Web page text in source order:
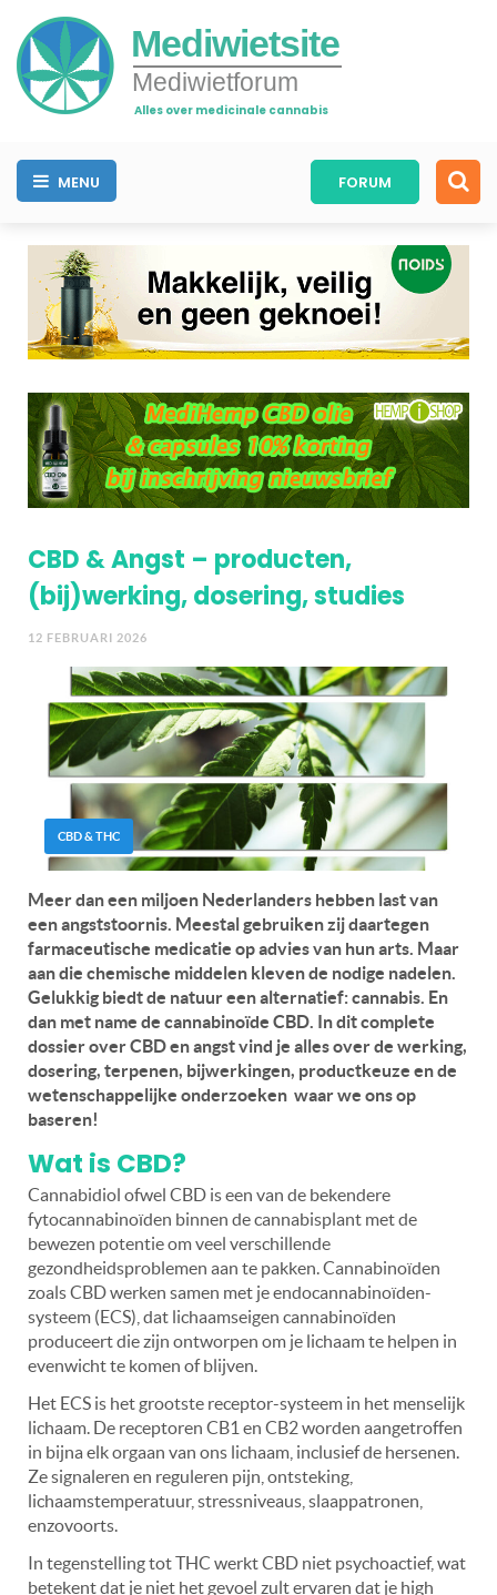
Mediwietsite
Mediwietforum
Alles over medicinale cannabis
MENU FORUM
CBD & Angst – producten,
(bij)werking, dosering, studies
12 FEBRUARI 2026
CBD & THC
Meer dan een miljoen Nederlanders hebben last van
een angststoornis. Meestal gebruiken zij daartegen
farmaceutische medicatie op advies van hun arts. Maar
aan die chemische middelen kleven de nodige nadelen.
Gelukkig biedt de natuur een alternatief: cannabis. En
dan met name de cannabinoïde CBD. In dit complete
dossier over CBD en angst vind je alles over de werking,
dosering, terpenen, bijwerkingen, productkeuze en de
wetenschappelijke onderzoeken waar we ons op
baseren!
Wat is CBD?
Cannabidiol ofwel CBD is een van de bekendere
fytocannabinoïden binnen de cannabisplant met de
bewezen potentie om veel verschillende
gezondheidsproblemen aan te pakken. Cannabinoïden
zoals CBD werken samen met je endocannabinoïden-
systeem (ECS), dat lichaamseigen cannabinoïden
produceert die zijn ontworpen om je lichaam te helpen in
evenwicht te komen of blijven.
Het ECS is het grootste receptor-systeem in het menselijk
lichaam. De receptoren CB1 en CB2 worden aangetroffen
in bijna elk orgaan van ons lichaam, inclusief de hersenen.
Ze signaleren en reguleren pijn, ontsteking,
lichaamstemperatuur, stressniveaus, slaappatronen,
enzovoorts.
In tegenstelling tot THC werkt CBD niet psychoactief, wat
betekent dat je niet het gevoel zult ervaren dat je high